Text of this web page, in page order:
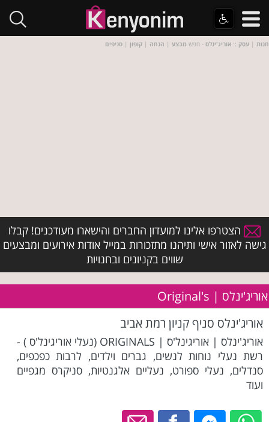
חנות | עסק :: אוריג'ינלס - חפש מבצע | הנחה | קופון | סניפים
הצטרפו אלינו למועדון החברים והישארו מעודכנים! קבלו
גישה לאזור אישי ותיהנו מתזכורות במייל אודות אירועים ומבצעים
שווים בקניונים ובחנויות
אוריג'ינלס | Original's
אוריג'ינלס סניף קניון רמת אביב
אוריג'ינלס | אוריגינל'ס | ORIGINALS (נעלי אוריגינל'ס ) -
רשת נעלי נוחות לנשים, גברים וילדים, לרבות כפכפים,
סנדלים, נעלי ספורט, נעליים אלגנטיות, סניקרס מגפיים
ועוד